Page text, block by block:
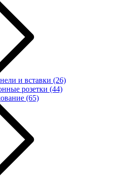
и вставки (26)
розетки (44)
(65)